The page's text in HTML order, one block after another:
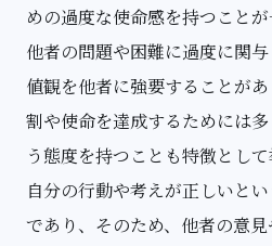
めの過度な使命感を持つことが
他者の問題や困難に過度に関
値観を他者に強要することが
割や使命を達成するためには
う態度を持つことも特徴として
自分の行動や考えが正しいと
であり、そのため、他者の意